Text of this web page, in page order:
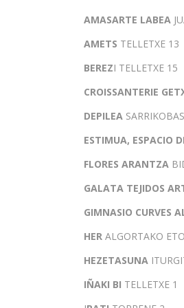
AMASARTE LABEA
AMETS TELLETXE 13
BEREZI TELLETXE 15
CROISSANTERIE
DEPILEA
ESTIMUA, ESPACIO
FLORES ARANTZA
GALATA TEJIDOS
GIMNASIO CURVES
HER ALGORTAKO
HEZETASUNA
IÑAKI BI TELLETXE 1